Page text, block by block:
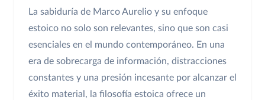
La sabiduría de Marco Aurelio y su enfoque
estoico no solo son relevantes, sino que son casi
esenciales en el mundo contemporáneo. En una
era de sobrecarga de información, distracciones
constantes y una presión incesante por alcanzar el
éxito material, la filosofía estoica ofrece un